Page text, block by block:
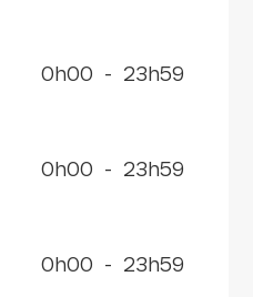
0h00 - 23h59
0h00 - 23h59
0h00 - 23h59